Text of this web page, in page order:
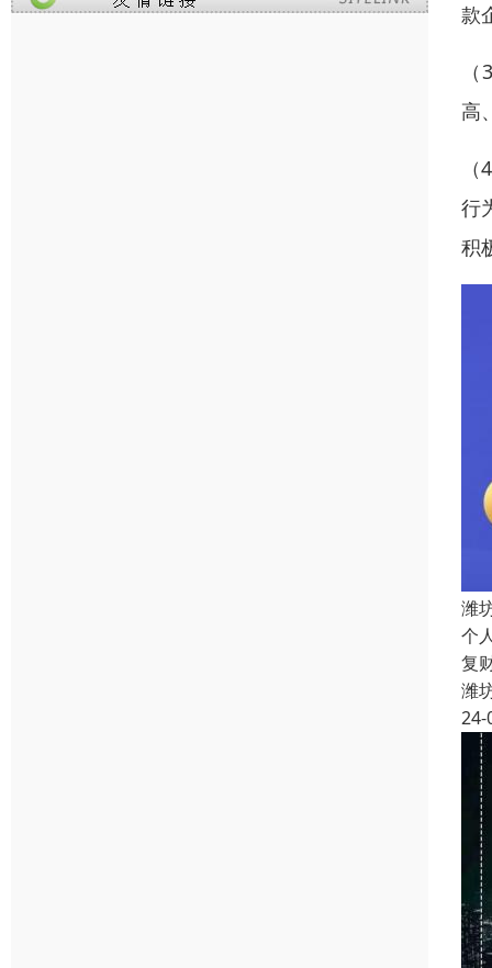
款
高
行
积
潍
个
复
潍
24-